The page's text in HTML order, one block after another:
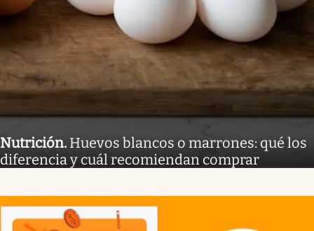
Nutrición. Huevos blancos o marrones: qué los
diferencia y cuál recomiendan comprar